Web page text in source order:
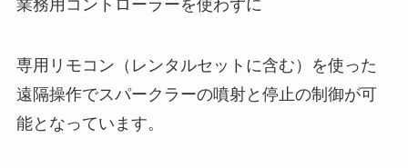
業務用コントローラーを使わずに
専用リモコン（レンタルセットに含む）を使った
遠隔操作でスパークラーの噴射と停止の制御が可
能となっています。